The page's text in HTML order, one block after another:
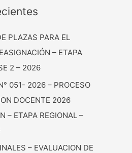
PLAZAS PARA EL
– ETAPA
2 – 2026
051- 2026 – PROCESO
DOCENTE 2026
– ETAPA REGIONAL –
– EVALUACION DE